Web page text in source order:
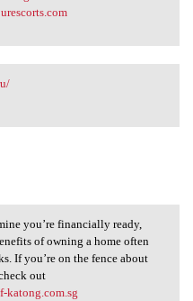
you’re
you’re financially ready,
of owning a home often
If you’re on the fence about
out
katong.com.sg